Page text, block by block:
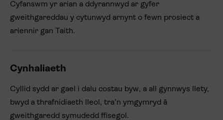
Cyfanswm yr arian a ddyrannwyd ar gyfer
gweithgareddau y cytunwyd arnynt o fewn prosiect a
ariennir gan Taith.
Cynhaliaeth
Cyllid sydd ar gael i dalu costau byw, a all gynnwys llety,
bwyd a thrafnidiaeth lleol, tra’n ymgymryd â
gweithgaredd symudedd ffisegol.